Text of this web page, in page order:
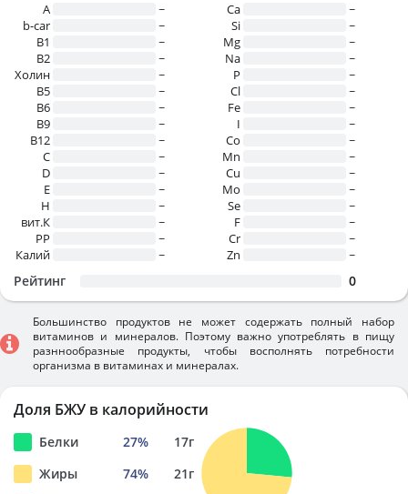
A
~
b-car
~
В1
~
B2
~
Холин
~
B5
~
B6
~
B9
~
B12
~
C
~
D
~
E
~
H
~
вит.К
~
PP
~
Калий
~
Ca
~
Si
~
Mg
~
Na
~
P
~
Cl
~
Fe
~
I
~
Co
~
Mn
~
Cu
~
Mo
~
Se
~
F
~
Cr
~
Zn
~
Рейтинг 0
Большинство продуктов не может содержать полный набор
витаминов и минералов. Поэтому важно употреблять в пищу
разннообразные продукты, чтобы восполнять потребности
организма в витаминах и минералах.
Доля БЖУ в калорийности
Белки 27% 17г
Жиры
74% 21г